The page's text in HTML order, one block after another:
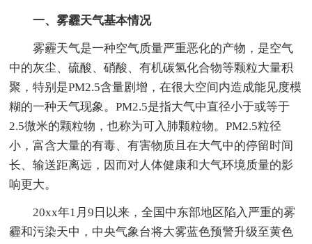
一、雾霾天气基本情况
雾霾天气是一种空气质量严重恶化的产物，是空气
中的灰尘、硫酸、硝酸、有机碳氢化合物等颗粒大量积
聚，特别是PM2.5含量剧增，在很大空间内造成能见度模
糊的一种天气现象。PM2.5是指大气中直径小于或等于
2.5微米的颗粒物，也称为可入肺颗粒物。PM2.5粒径
小，富含大量的有毒、有害物质且在大气中的停留时间
长、输送距离远，因而对人体健康和大气环境质量的影
响更大。
20xx年1月9日以来，全国中东部地区陷入严重的雾
霾和污染天中，中央气象台将大雾蓝色预警升级至黄色